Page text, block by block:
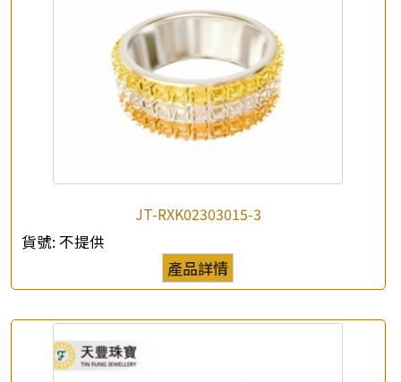
聯絡電話
查詢以下產品
JT-RXK02303015-3
貨號: 不提供
產品詳情